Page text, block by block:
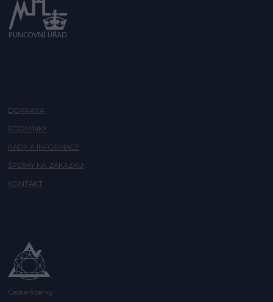
DOPRAVA
PODMÍNKY
RADY A INFORMACE
ŠPERKY NA ZAKÁZKU
KONTAKT
České-Šperky